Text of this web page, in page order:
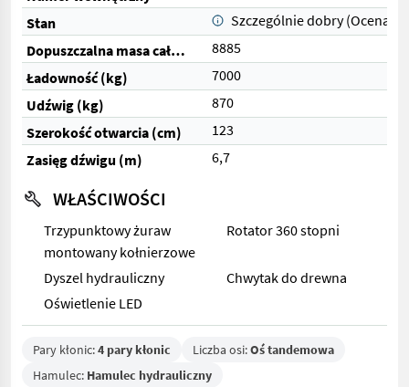
Stan
Szczególnie dobry (Ocena 1)
Dopuszczalna masa całkowita (kg)
8885
Ładowność (kg)
7000
Udźwig (kg)
870
Szerokość otwarcia (cm)
123
Zasięg dźwigu (m)
6,7
WŁAŚCIWOŚCI
Trzypunktowy żuraw
montowany kołnierzowe
Rotator 360 stopni
Dyszel hydrauliczny
Chwytak do drewna
Oświetlenie LED
Pary kłonic:4 pary kłonic Liczba osi:Oś tandemowa
Hamulec: Hamulec hydrauliczny